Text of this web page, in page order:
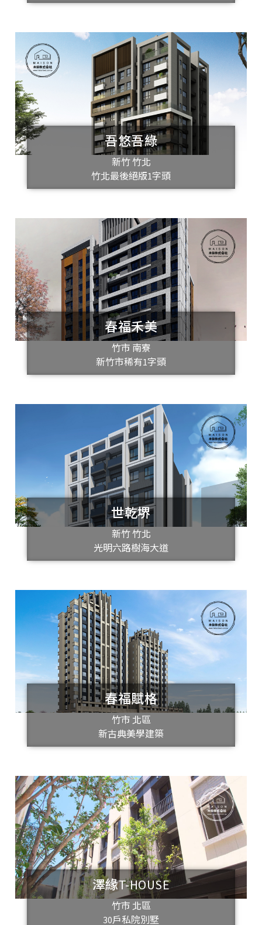
吾悠吾綠
新竹 竹北
竹北最後絕版1字頭
春福禾美
竹市 南寮
新竹市稀有1字頭
世乾堺
新竹 竹北
光明六路樹海大道
春福賦格
竹市 北區
新古典美學建築
澤緣T-HOUSE
竹市 北區
30戶私院別墅